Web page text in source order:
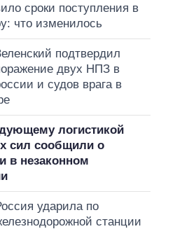
сроки поступления в
что изменилось
подтвердил
двух НПЗ в
и судов врага в
логистикой
сил сообщили о
в незаконном
ударила по
станции